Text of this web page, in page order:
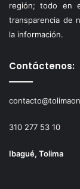
región; todo en
transparencia de
la información.
Contáctenos:
310 277 53 10
Ibagué, Tolima